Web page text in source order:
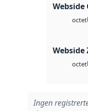
Webside
octet
Webside
octet
Ingen